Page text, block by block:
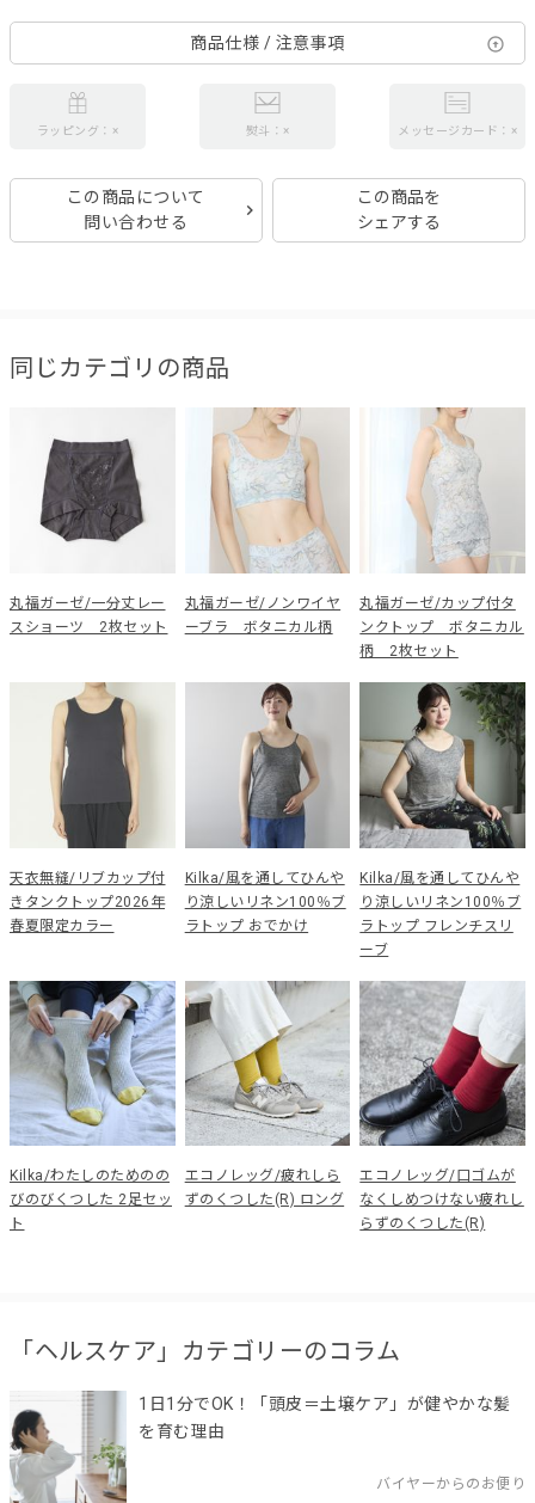
商品仕様 / 注意事項
ラッピング：× 熨斗：× メッセージカード：×
この商品について
問い合わせる
この商品を
シェアする
同じカテゴリの商品
丸福ガーゼ/一分丈レー
スショーツ 2枚セット
丸福ガーゼ/ノンワイヤ
ーブラ ボタニカル柄
丸福ガーゼ/カップ付タ
ンクトップ ボタニカル
柄 2枚セット
天衣無縫/リブカップ付
きタンクトップ2026年
春夏限定カラー
Kilka/風を通してひんや
り涼しいリネン100％ブ
ラトップ おでかけ
Kilka/風を通してひんや
り涼しいリネン100％ブ
ラトップ フレンチスリ
ーブ
Kilka/わたしのためのの
びのびくつした 2足セッ
ト
エコノレッグ/疲れしら
ずのくつした(R) ロング
エコノレッグ/口ゴムが
なくしめつけない疲れし
らずのくつした(R)
「ヘルスケア」カテゴリーのコラム
1日1分でOK！「頭皮＝土壌ケア」が健やかな髪
を育む理由
バイヤーからのお便り